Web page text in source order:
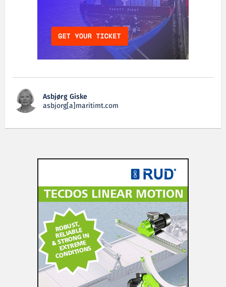
Asbjørg Giske
asbjorg[a]maritimt.com